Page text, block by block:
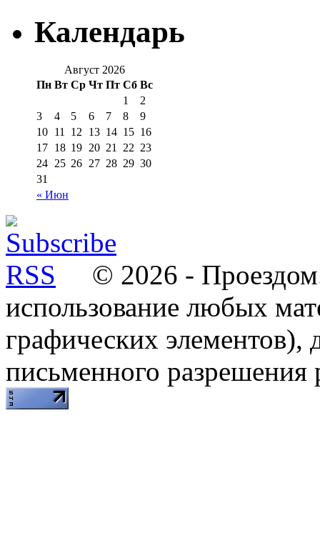
Календарь
Август 2026
Пн Вт Ср Чт Пт Сб Вс
« Июн
1
2
3
4 5 6 7 8
9
10 11 12 13 14 15 16
17 18 19 20 21 22 23
24 25 26 27 28 29 30
31
© 2026 -
использование любых
графических элементов),
письменного разрешения